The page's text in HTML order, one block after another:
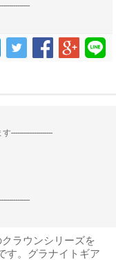
--------------------
ラウンシリーズを
す。グラナイトギア